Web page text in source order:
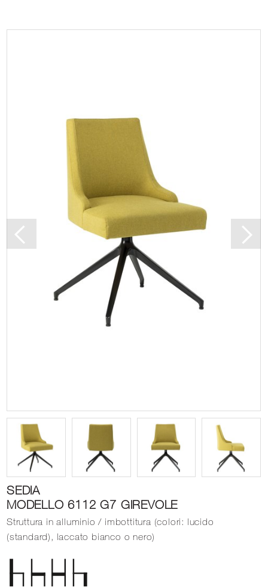
SEDIA
MODELLO 6112 G7 GIREVOLE
Struttura in alluminio / imbottitura (colori: lucido
(standard), laccato bianco o nero)